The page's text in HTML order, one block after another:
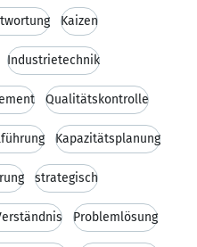
Kaizen
Industrietechnik
Qualitätskontrolle
Kapazitätsplanung
strategisch
Problemlösung